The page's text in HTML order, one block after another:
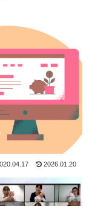
2026.01.20